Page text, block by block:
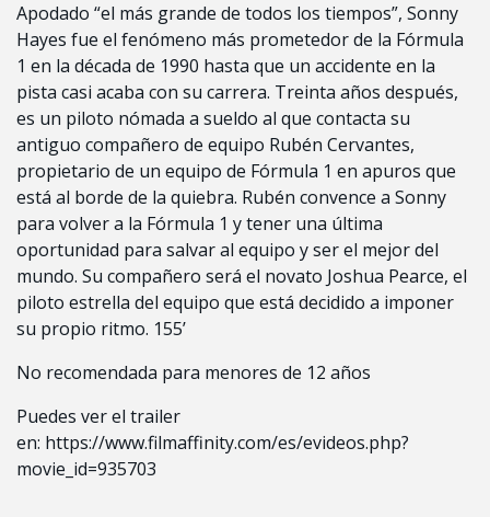
Apodado “el más grande de todos los tiempos”, Sonny
Hayes fue el fenómeno más prometedor de la Fórmula
1 en la década de 1990 hasta que un accidente en la
pista casi acaba con su carrera. Treinta años después,
es un piloto nómada a sueldo al que contacta su
antiguo compañero de equipo Rubén Cervantes,
propietario de un equipo de Fórmula 1 en apuros que
está al borde de la quiebra. Rubén convence a Sonny
para volver a la Fórmula 1 y tener una última
oportunidad para salvar al equipo y ser el mejor del
mundo. Su compañero será el novato Joshua Pearce, el
piloto estrella del equipo que está decidido a imponer
su propio ritmo. 155’
No recomendada para menores de 12 años
Puedes ver el trailer
en: https://www.filmaffinity.com/es/evideos.php?
movie_id=935703